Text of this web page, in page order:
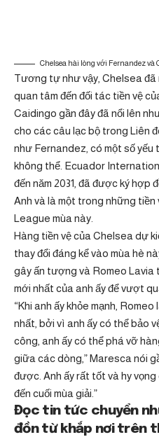
Chelsea hài lòng với Fernandez và
Tương tự như vậy, Chelsea đã
quan tâm đến đối tác tiền vệ
Caidingo gần đây đã nổi lên
cho các câu lạc bộ trong Liên
như Fernandez, có một số yếu
không thể. Ecuador
đến năm 2031, đã được ký hợp
Anh và là một trong những tiền
League mùa này.
Hàng tiền vệ của Chelsea dự
thay đổi đáng kể vào mùa hè
gây ấn tượng và Romeo Lavia
mới nhất của anh ấy để vượt
“Khi anh ấy khỏe mạnh,
nhất, bởi vì anh ấy có thể bảo
công, anh ấy có thể phá vỡ
giữa các dòng,” Maresca nói
được. Anh ấy rất tốt và hy
đến cuối mùa giải.”
Đọc tin tức chuyển
đồn từ khắp nơi trên